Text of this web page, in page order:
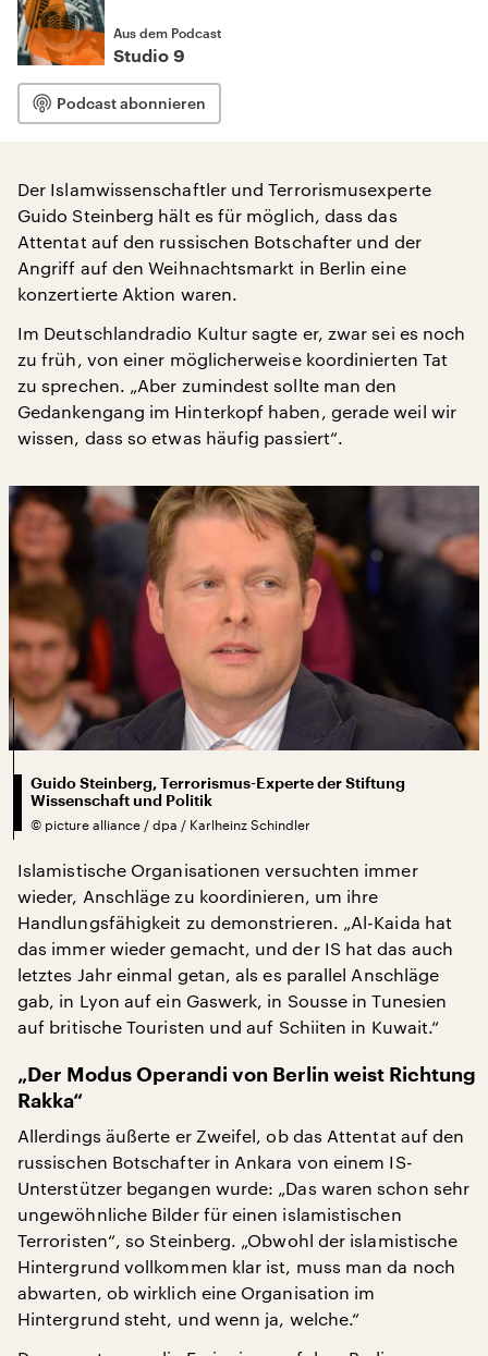
Aus dem Podcast
Studio 9
Podcast abonnieren
Der Islamwissenschaftler und Terrorismusexperte
Guido Steinberg hält es für möglich, dass das
Attentat auf den russischen Botschafter und der
Angriff auf den Weihnachtsmarkt in Berlin eine
konzertierte Aktion waren.
Im Deutschlandradio Kultur sagte er, zwar sei es noch
zu früh, von einer möglicherweise koordinierten Tat
zu sprechen. „Aber zumindest sollte man den
Gedankengang im Hinterkopf haben, gerade weil wir
wissen, dass so etwas häufig passiert“.
Guido Steinberg, Terrorismus-Experte der Stiftung
Wissenschaft und Politik
© picture alliance / dpa / Karlheinz Schindler
Islamistische Organisationen versuchten immer
wieder, Anschläge zu koordinieren, um ihre
Handlungsfähigkeit zu demonstrieren. „Al-Kaida hat
das immer wieder gemacht, und der IS hat das auch
letztes Jahr einmal getan, als es parallel Anschläge
gab, in Lyon auf ein Gaswerk, in Sousse in Tunesien
auf britische Touristen und auf Schiiten in Kuwait.“
„Der Modus Operandi von Berlin weist Richtung
Rakka“
Allerdings äußerte er Zweifel, ob das Attentat auf den
russischen Botschafter in Ankara von einem IS-
Unterstützer begangen wurde: „Das waren schon sehr
ungewöhnliche Bilder für einen islamistischen
Terroristen“, so Steinberg. „Obwohl der islamistische
Hintergrund vollkommen klar ist, muss man da noch
abwarten, ob wirklich eine Organisation im
Hintergrund steht, und wenn ja, welche.“